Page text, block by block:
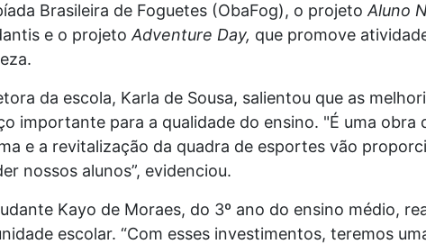
Brasileira de Foguetes (ObaFog), o projeto Aluno
e o projeto Adventure Day, que promove
da escola, Karla de Sousa, salientou que as
importante para a qualidade do ensino. "É uma obra
e a revitalização da quadra de esportes vão
nossos alunos”, evidenciou.
Kayo de Moraes, do 3º ano do ensino médio,
escolar. “Com esses investimentos, teremos